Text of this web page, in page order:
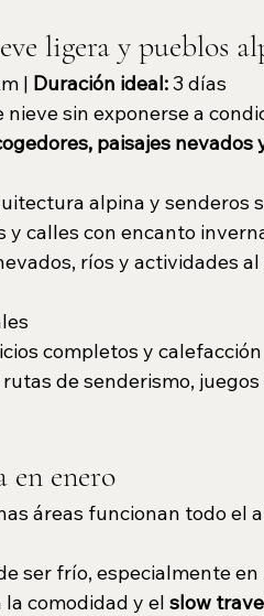
ligera y pueblos
| Duración ideal: 3 días
sin exponerse a
paisajes
alpina y senderos
y calles con encanto
ríos y actividades
completos y calefacción
de senderismo,
en enero
áreas funcionan todo el
ser frío, especialmente
la comodidad y el slow